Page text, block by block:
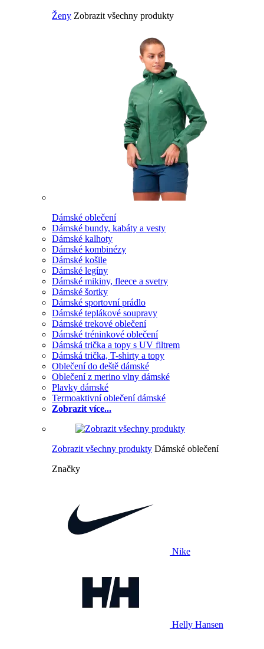
Ženy Zobrazit všechny produkty
Dámské oblečení
Dámské bundy, kabáty a vesty
Dámské kalhoty
Dámské kombinézy
Dámské košile
Dámské legíny
Dámské mikiny, fleece a svetry
Dámské šortky
Dámské sportovní prádlo
Dámské teplákové soupravy
Dámské trekové oblečení
Dámské tréninkové oblečení
Dámská trička a topy s UV filtrem
Dámská trička, T-shirty a topy
Oblečení do deště dámské
Oblečení z merino vlny dámské
Plavky dámské
Termoaktivní oblečení dámské
Zobrazit více...
Zobrazit všechny produkty Dámské oblečení
Značky
Nike
Helly Hansen